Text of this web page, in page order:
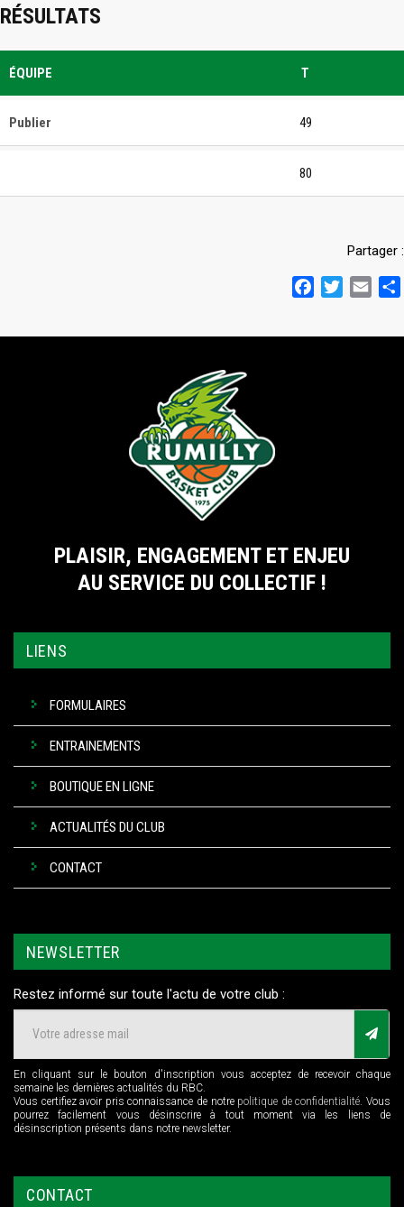
RÉSULTATS
ÉQUIPE T
Publier 49
80
Partager :
FacebookTwitter
PLAISIR, ENGAGEMENT ET ENJEU
AU SERVICE DU COLLECTIF !
LIENS
FORMULAIRES
ENTRAINEMENTS
BOUTIQUE EN LIGNE
ACTUALITÉS DU CLUB
CONTACT
NEWSLETTER
Restez informé sur toute l'actu de votre club :
En cliquant sur le bouton d'inscription vous acceptez de recevoir chaque
semaine les dernières actualités du RBC.
Vous certifiez avoir pris connaissance de notre politique de confidentialité. Vous
pourrez facilement vous désinscrire à tout moment via les liens de
désinscription présents dans notre newsletter.
CONTACT